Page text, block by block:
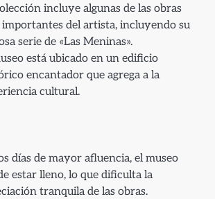
incluye algunas de las obras
importantes del artista, incluyendo su
serie de «Las Meninas».
está ubicado en un edificio
encantador que agrega a la
cultural.
días de mayor afluencia, el museo
estar lleno, lo que dificulta la
tranquila de las obras.